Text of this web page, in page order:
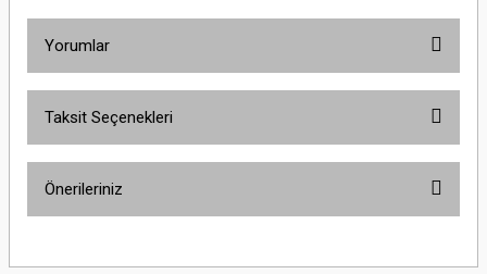
Yorumlar
Taksit Seçenekleri
Önerileriniz